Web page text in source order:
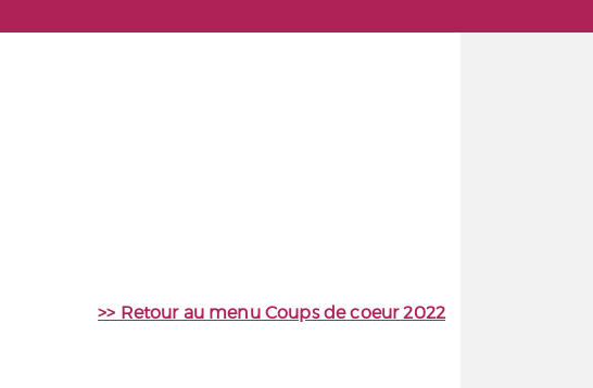
>> Retour au menu Coups de coeur 2022